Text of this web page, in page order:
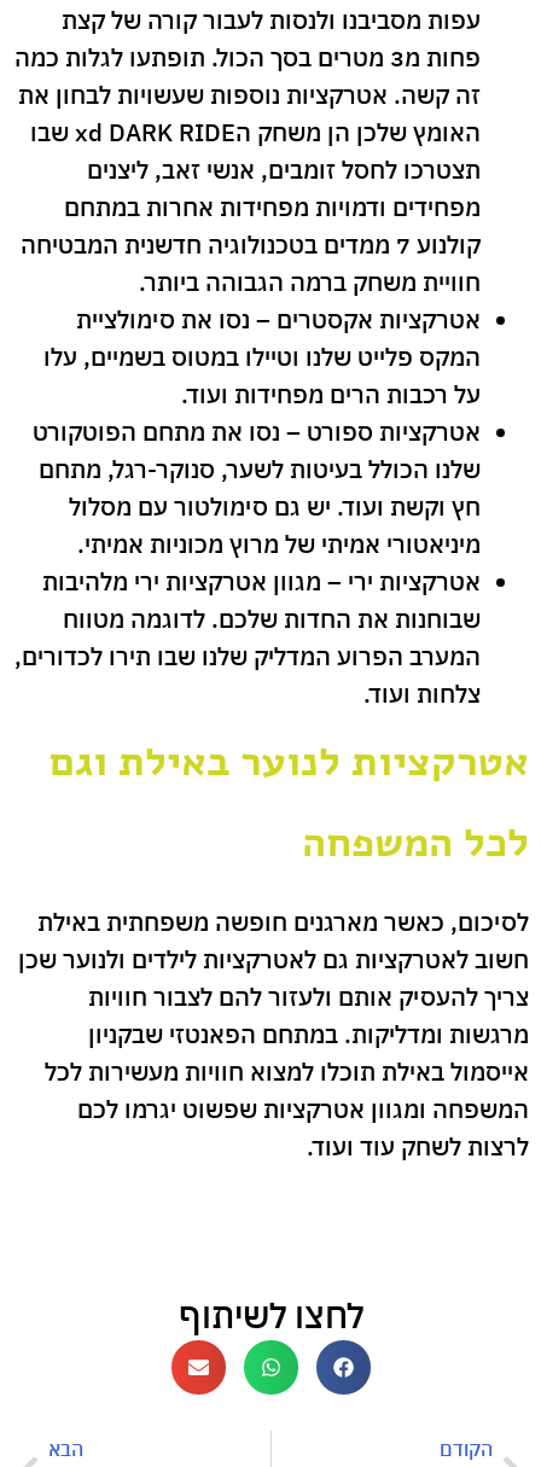
עפות מסביבנו ולנסות לעבור קורה של קצת
פחות מ3 מטרים בסך הכול. תופתעו לגלות כמה
זה קשה. אטרקציות נוספות שעשויות לבחון את
האומץ שלכן הן משחק הxd DARK RIDE שבו
תצטרכו לחסל זומבים, אנשי זאב, ליצנים
מפחידים ודמויות מפחידות אחרות במתחם
קולנוע 7 ממדים בטכנולוגיה חדשנית המבטיחה
חוויית משחק ברמה הגבוהה ביותר.
אטרקציות אקסטרים – נסו את סימולציית
המקס פלייט שלנו וטיילו במטוס בשמיים, עלו
על רכבות הרים מפחידות ועוד.
אטרקציות ספורט – נסו את מתחם הפוטקורט
שלנו הכולל בעיטות לשער, סנוקר-רגל, מתחם
חץ וקשת ועוד. יש גם סימולטור עם מסלול
מיניאטורי אמיתי של מרוץ מכוניות אמיתי.
אטרקציות ירי – מגוון אטרקציות ירי מלהיבות
שבוחנות את החדות שלכם. לדוגמה מטווח
המערב הפרוע המדליק שלנו שבו תירו לכדורים,
צלחות ועוד.
אטרקציות לנוער באילת וגם
לכל המשפחה
לסיכום, כאשר מארגנים חופשה משפחתית באילת
חשוב לאטרקציות גם לאטרקציות לילדים ולנוער שכן
צריך להעסיק אותם ולעזור להם לצבור חוויות
מרגשות ומדליקות. במתחם הפאנטזי שבקניון
אייסמול באילת תוכלו למצוא חוויות מעשירות לכל
המשפחה ומגוון אטרקציות שפשוט יגרמו לכם
לרצות לשחק עוד ועוד.
לחצו לשיתוף
הקודם הבא